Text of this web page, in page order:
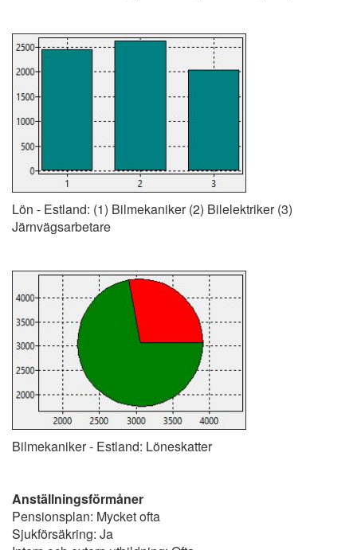
Lön - Estland: (1) Bilmekaniker (2) Bilelektriker (3)
Järnvägsarbetare
Bilmekaniker - Estland: Löneskatter
Anställningsförmåner
Pensionsplan: Mycket ofta
Sjukförsäkring: Ja